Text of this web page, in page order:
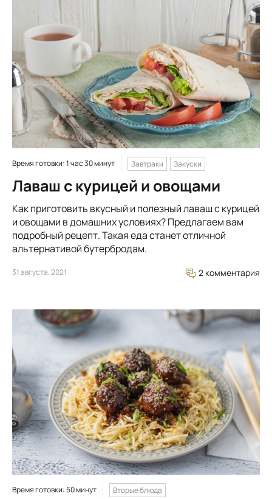
Время готовки: 1 час 30 минут Завтраки Закуски
Лаваш с курицей и овощами
Как приготовить вкусный и полезный лаваш с курицей
и овощами в домашних условиях? Предлагаем вам
подробный рецепт. Такая еда станет отличной
альтернативой бутербродам.
31 августа, 2021 2 комментария
Время готовки: 50 минут Вторые блюда